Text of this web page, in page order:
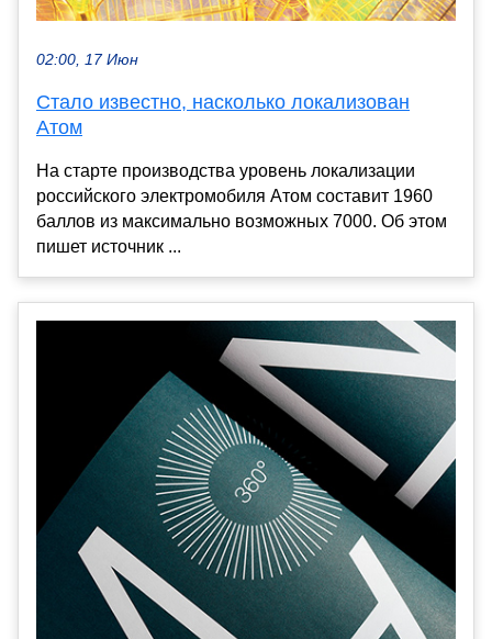
02:00, 17 Июн
Стало известно, насколько локализован
Атом
На старте производства уровень локализации
российского электромобиля Атом составит 1960
баллов из максимально возможных 7000. Об этом
пишет источник ...